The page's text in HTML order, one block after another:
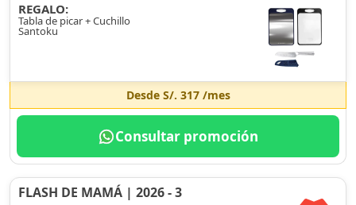
REGALO:
Tabla de picar + Cuchillo
Santoku
Desde S/. 317/mes
Consultar promoción
FLASH DE MAMÁ | 2026 - 3